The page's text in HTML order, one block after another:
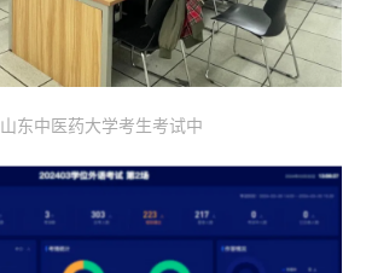
山东中医药大学考生考试中